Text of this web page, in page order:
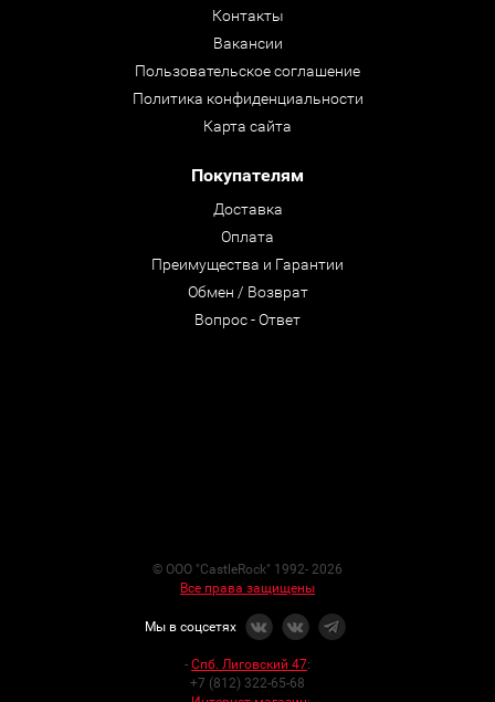
Контакты
Вакансии
Пользовательское соглашение
Политика конфиденциальности
Карта сайта
Покупателям
Доставка
Оплата
Преимущества и Гарантии
Обмен / Возврат
Вопрос - Ответ
© ООО "CastleRock" 1992- 2026
Все права защищены
Мы в соцсетях
- Спб. Лиговский 47:
+7 (812) 322-65-68